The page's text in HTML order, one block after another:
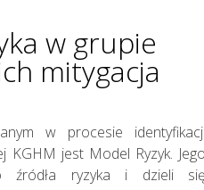
w grupie
mitygacja
w procesie
KGHM jest Model Ryzyk.
źródła ryzyka i dzieli